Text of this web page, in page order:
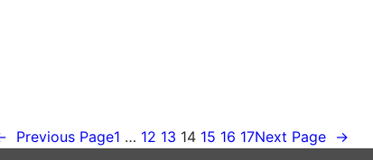
Previous Page1 … 12 13 14 15 16 17Next Page →